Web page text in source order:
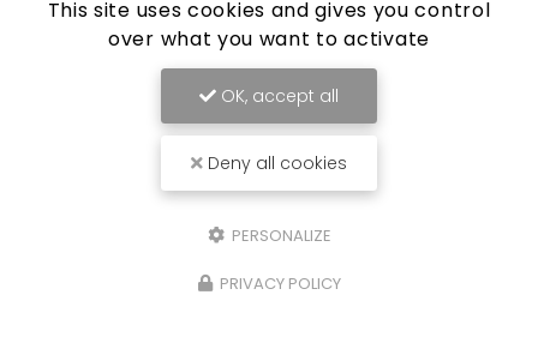
This site uses cookies and gives you control
over what you want to activate
OK, accept all
Deny all cookies
PERSONALIZE
PRIVACY POLICY